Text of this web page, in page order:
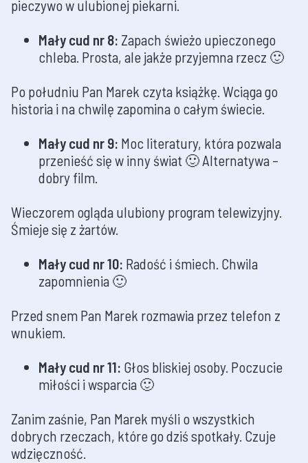
pieczywo w ulubionej piekarni.
Mały cud nr 8: Zapach świeżo upieczonego
chleba. Prosta, ale jakże przyjemna rzecz 🙂
Po południu Pan Marek czyta książkę. Wciąga go
historia i na chwilę zapomina o całym świecie.
Mały cud nr 9: Moc literatury, która pozwala
przenieść się w inny świat 🙂 Alternatywa –
dobry film.
Wieczorem ogląda ulubiony program telewizyjny.
Śmieje się z żartów.
Mały cud nr 10: Radość i śmiech. Chwila
zapomnienia 🙂
Przed snem Pan Marek rozmawia przez telefon z
wnukiem.
Mały cud nr 11: Głos bliskiej osoby. Poczucie
miłości i wsparcia 🙂
Zanim zaśnie, Pan Marek myśli o wszystkich
dobrych rzeczach, które go dziś spotkały. Czuje
wdzięczność.